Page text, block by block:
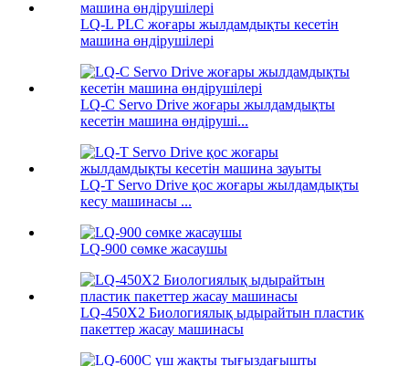
LQ-L PLC жоғары жылдамдықты кесетін
машина өндірушілері
LQ-C Servo Drive жоғары жылдамдықты
кесетін машина өндіруші...
LQ-T Servo Drive қос жоғары жылдамдықты
кесу машинасы ...
LQ-900 сөмке жасаушы
LQ-450X2 Биологиялық ыдырайтын пластик
пакеттер жасау машинасы